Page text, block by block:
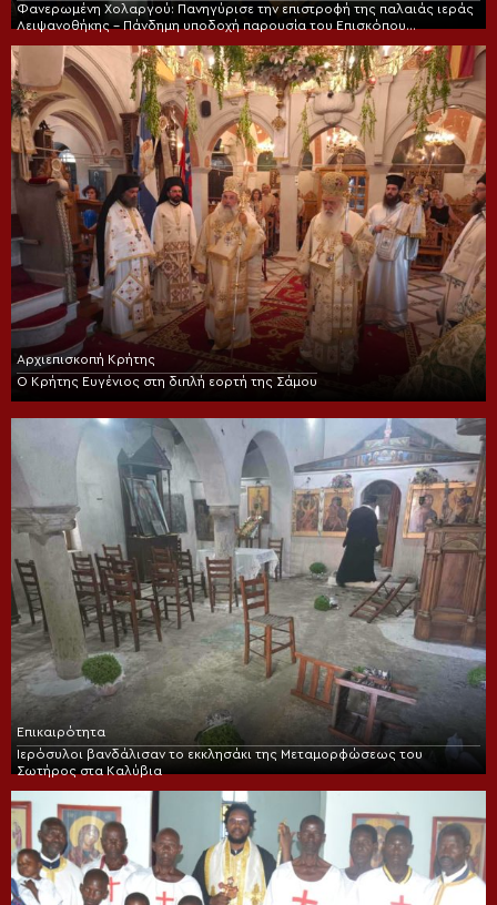
Φανερωμένη Χολαργού: Πανηγύρισε την επιστροφή της παλαιάς ιεράς
Λειψανοθήκης – Πάνδημη υποδοχή παρουσία του Επισκόπου
Αρχιεπισκοπή Κρήτης
Ο Κρήτης Ευγένιος στη διπλή εορτή της Σάμου
Επικαιρότητα
Ιερόσυλοι βανδάλισαν το εκκλησάκι της Μεταμορφώσεως του
Σωτήρος στα Καλύβια